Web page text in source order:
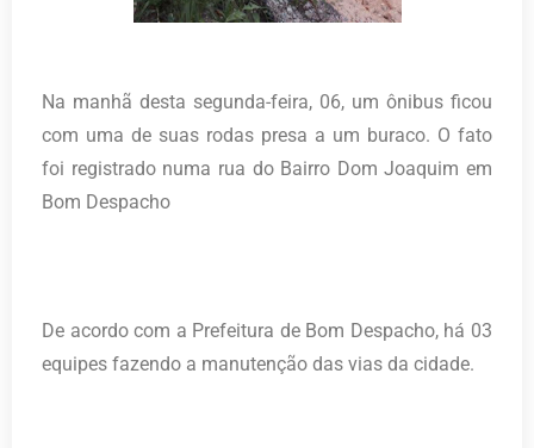
Na manhã desta segunda-feira, 06, um ônibus ficou
com uma de suas rodas presa a um buraco. O fato
foi registrado numa rua do Bairro Dom Joaquim em
Bom Despacho
De acordo com a Prefeitura de Bom Despacho, há 03
equipes fazendo a manutenção das vias da cidade.